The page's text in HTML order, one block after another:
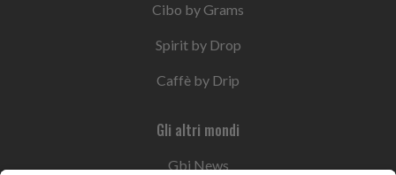
Cibo by Grams
Spirit by Drop
Caffè by Drip
Gli altri mondi
Gbi News